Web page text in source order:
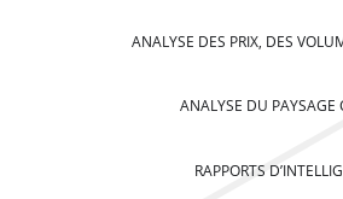
ANALYSE DES PRIX, DES
ANALYSE DU PAYSAGE
RAPPORTS